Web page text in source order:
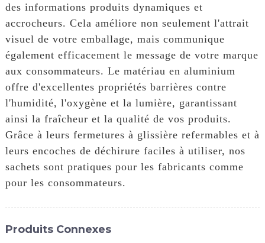
des informations produits dynamiques et
accrocheurs. Cela améliore non seulement l'attrait
visuel de votre emballage, mais communique
également efficacement le message de votre marque
aux consommateurs. Le matériau en aluminium
offre d'excellentes propriétés barrières contre
l'humidité, l'oxygène et la lumière, garantissant
ainsi la fraîcheur et la qualité de vos produits.
Grâce à leurs fermetures à glissière refermables et à
leurs encoches de déchirure faciles à utiliser, nos
sachets sont pratiques pour les fabricants comme
pour les consommateurs.
Produits Connexes